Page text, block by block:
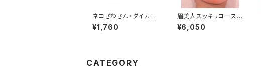
ネコざわさん・ダイカッ
トチラ見マットMU①
¥1,760
眉美人スッキリコース
（60分）
¥6,050
CATEGORY